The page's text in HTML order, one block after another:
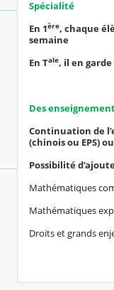
Spécialité
En 1ère, chaque
semaine
En Tale, il en
Des
Continuation de
(chinois ou EPS)
Possibilité
Mathématiques
Mathématiques
Droits et grands